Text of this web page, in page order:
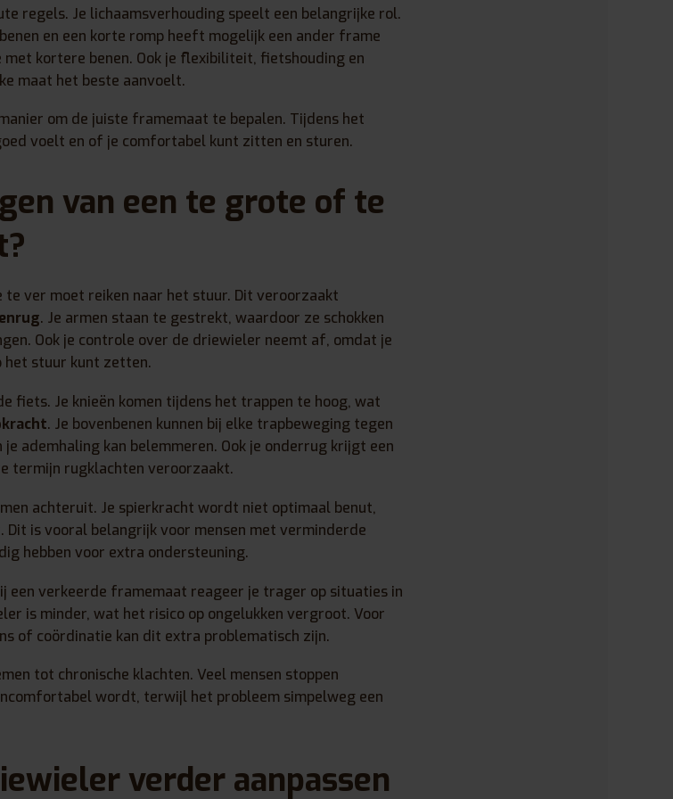
regels. Je lichaamsverhouding speelt een belangrijke rol.
en een korte romp heeft mogelijk een ander frame
kortere benen. Ook je flexibiliteit, fietshouding en
maat het beste aanvoelt.
om de juiste framemaat te bepalen. Tijdens het
voelt en of je comfortabel kunt zitten en sturen.
van een te grote of te
ver moet reiken naar het stuur. Dit veroorzaakt
. Je armen staan te gestrekt, waardoor ze schokken
Ook je controle over de driewieler neemt af, omdat je
het stuur kunt zetten.
fiets. Je knieën komen tijdens het trappen te hoog, wat
. Je bovenbenen kunnen bij elke trapbeweging tegen
ademhaling kan belemmeren. Ook je onderrug krijgt een
termijn rugklachten veroorzaakt.
achteruit. Je spierkracht wordt niet optimaal benut,
is vooral belangrijk voor mensen met verminderde
hebben voor extra ondersteuning.
een verkeerde framemaat reageer je trager op situaties in
is minder, wat het risico op ongelukken vergroot. Voor
of coördinatie kan dit extra problematisch zijn.
tot chronische klachten. Veel mensen stoppen
wordt, terwijl het probleem simpelweg een
verder aanpassen